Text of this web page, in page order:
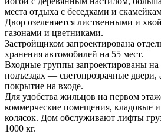
места отдыха с беседками и
Двор озеленяется лиственными и
газонами и цветниками.
Застройщиком запроектирована
хранения автомобилей на 55 мест.
Входные группы запроектированы на
подъездах — светопрозрачные двери,
покрытие на входе.
Для удобства жильцов на первом
коммерческие помещения, кладовые
колясок. Дом обслуживают лифты
1000 кг.